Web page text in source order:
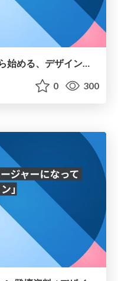
「デザイン」の自分ごと化から始める、デザインピープルのふるまい
0 300